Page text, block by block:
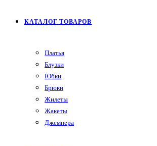
КАТАЛОГ ТОВАРОВ
Платья
Блузки
Юбки
Брюки
Жилеты
Жакеты
Джемпера